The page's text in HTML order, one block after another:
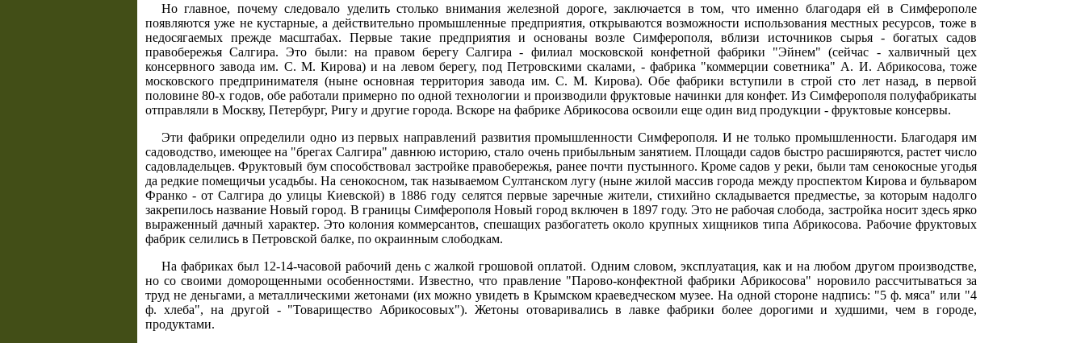
Но главное, почему следовало уделить столько внимания железной дороге, заключается в том, что именно благодаря ей в Симферополе
появляются уже не кустарные, а действительно промышленные предприятия, открываются возможности использования местных ресурсов, тоже в
недосягаемых прежде масштабах. Первые такие предприятия и основаны возле Симферополя, вблизи источников сырья - богатых садов
правобережья Салгира. Это были: на правом берегу Салгира - филиал московской конфетной фабрики "Эйнем" (сейчас - халвичный цех
консервного завода им. С. М. Кирова) и на левом берегу, под Петровскими скалами, - фабрика "коммерции советника" А. И. Абрикосова, тоже
московского предпринимателя (ныне основная территория завода им. С. М. Кирова). Обе фабрики вступили в строй сто лет назад, в первой
половине 80-х годов, обе работали примерно по одной технологии и производили фруктовые начинки для конфет. Из Симферополя полуфабрикаты
отправляли в Москву, Петербург, Ригу и другие города. Вскоре на фабрике Абрикосова освоили еще один вид продукции - фруктовые консервы.
Эти фабрики определили одно из первых направлений развития промышленности Симферополя. И не только промышленности. Благодаря им
садоводство, имеющее на "брегах Салгира" давнюю историю, стало очень прибыльным занятием. Площади садов быстро расширяются, растет число
садовладельцев. Фруктовый бум способствовал застройке правобережья, ранее почти пустынного. Кроме садов у реки, были там сенокосные угодья
да редкие помещичьи усадьбы. На сенокосном, так называемом Султанском лугу (ныне жилой массив города между проспектом Кирова и бульваром
Франко - от Салгира до улицы Киевской) в 1886 году селятся первые заречные жители, стихийно складывается предместье, за которым надолго
закрепилось название Новый город. В границы Симферополя Новый город включен в 1897 году. Это не рабочая слобода, застройка носит здесь ярко
выраженный дачный характер. Это колония коммерсантов, спешащих разбогатеть около крупных хищников типа Абрикосова. Рабочие фруктовых
фабрик селились в Петровской балке, по окраинным слободкам.
На фабриках был 12-14-часовой рабочий день с жалкой грошовой оплатой. Одним словом, эксплуатация, как и на любом другом производстве,
но со своими доморощенными особенностями. Известно, что правление "Парово-конфектной фабрики Абрикосова" норовило рассчитываться за
труд не деньгами, а металлическими жетонами (их можно увидеть в Крымском краеведческом музее. На одной стороне надпись: "5 ф. мяса" или "4
ф. хлеба", на другой - "Товарищество Абрикосовых"). Жетоны отоваривались в лавке фабрики более дорогими и худшими, чем в городе,
продуктами.